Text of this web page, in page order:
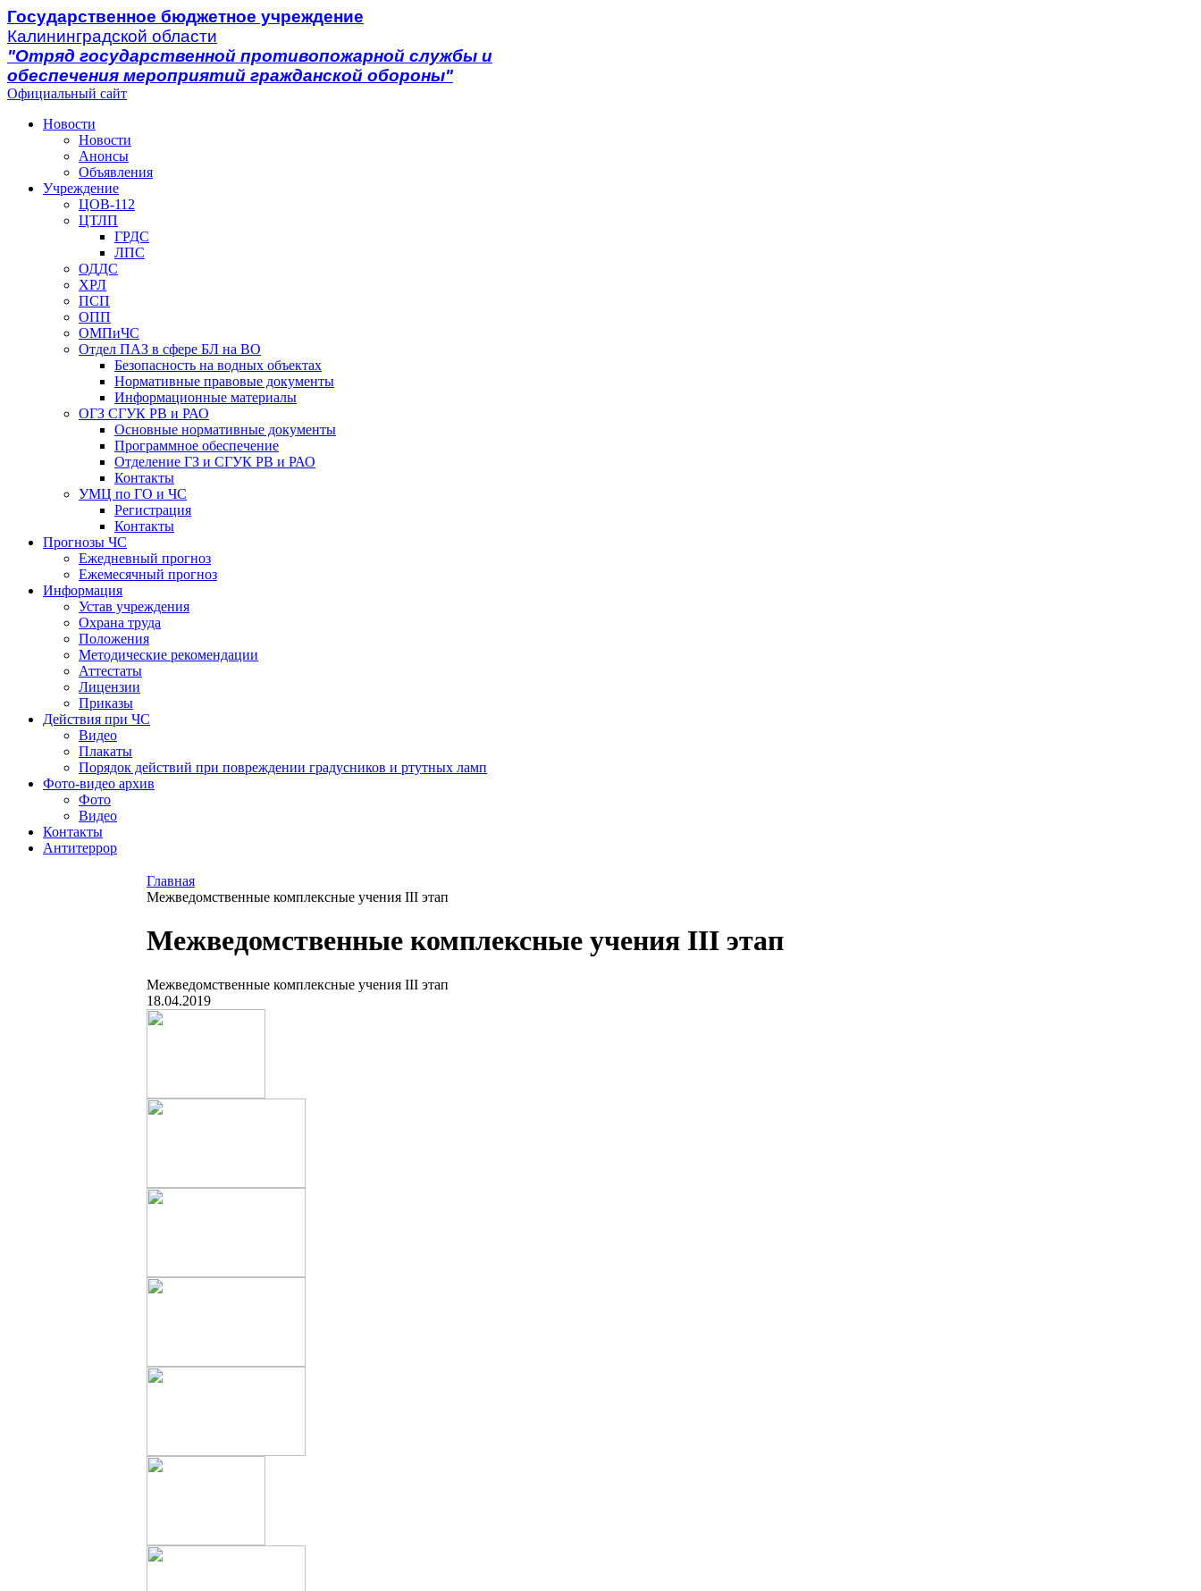
Государственное бюджетное учреждение
Калининградской области
"Отряд государственной противопожарной службы и
обеспечения мероприятий гражданской обороны"
Официальный сайт
Новости
Новости
Анонсы
Объявления
Учреждение
ЦОВ-112
ЦТЛП
ГРДС
ЛПС
ОДДС
ХРЛ
ПСП
ОПП
ОМПиЧС
Отдел ПАЗ в сфере БЛ на ВО
Безопасность на водных объектах
Нормативные правовые документы
Информационные материалы
ОГЗ СГУК РВ и РАО
Основные нормативные документы
Программное обеспечение
Отделение ГЗ и СГУК РВ и РАО
Контакты
УМЦ по ГО и ЧС
Регистрация
Контакты
Прогнозы ЧС
Ежедневный прогноз
Ежемесячный прогноз
Информация
Устав учреждения
Охрана труда
Положения
Методические рекомендации
Аттестаты
Лицензии
Приказы
Действия при ЧС
Видео
Плакаты
Порядок действий при повреждении градусников и ртутных ламп
Фото-видео архив
Фото
Видео
Контакты
Антитеррор
Главная
Межведомственные комплексные учения III этап
Межведомственные комплексные учения III этап
Межведомственные комплексные учения III этап
18.04.2019